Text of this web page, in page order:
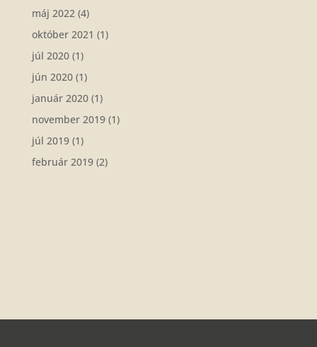
máj 2022(4)
október 2021 (1)
júl 2020(1)
jún 2020(1)
január 2020(1)
november 2019(1)
júl 2019(1)
február 2019(2)